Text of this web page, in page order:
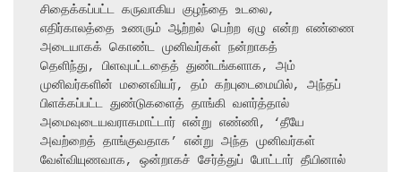
சிதைக்கப்பட்ட கருவாகிய குழந்தை உடலை,
எதிர்காலத்தை உணரும் ஆற்றல் பெற்ற ஏழு என்ற எண்ணை
அடையாகக் கொண்ட முனிவர்கள் நன்றாகத்
தெளிந்து, பிளவுபட்டதைத் துண்டங்களாக, அம்
முனிவர்களின் மனைவியர், தம் கற்புடைமையில், அந்தப்
பிளக்கப்பட்ட துண்டுகளைத் தாங்கி வளர்த்தால்
அமைவுடையவராகமாட்டார் என்று எண்ணி, ‘தீயே
அவற்றைத் தாங்குவதாக’ என்று அந்த முனிவர்கள்
வேள்வியுணவாக, ஒன்றாகச் சேர்த்துப் போட்டார் தீயினால்